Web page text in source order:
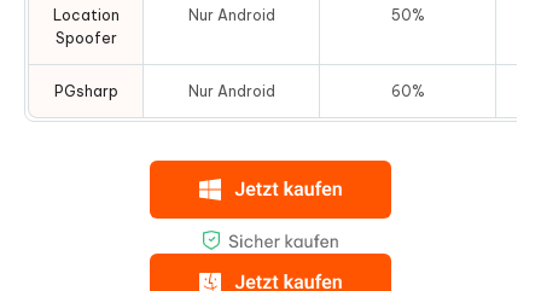
Location
Spoofer
Nur Android 50%
PGsharp Nur Android 60%